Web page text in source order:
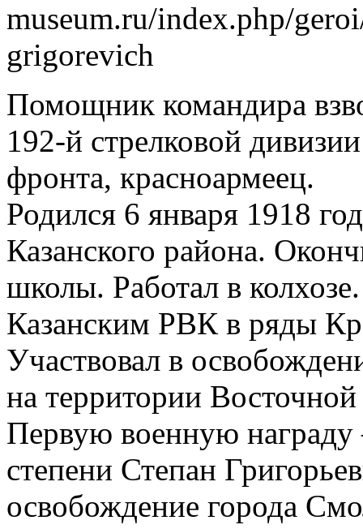
museum.ru/index.php/
grigorevich
Помощник командира
192-й стрелковой
фронта, красноармеец.
Родился 6 января 1918
Казанского района.
школы. Работал в
Казанским РВК в ряды
Участвовал в
на территории
Первую военную
степени Степан
освобождение города